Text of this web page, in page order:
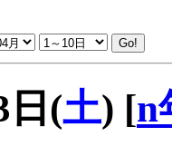
日(土) [n